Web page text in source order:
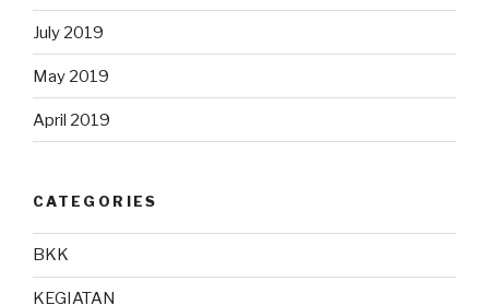
July 2019
May 2019
April 2019
CATEGORIES
BKK
KEGIATAN